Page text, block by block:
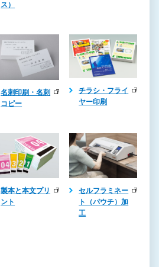
ス）
名刺印刷・名刺
コピー
チラシ・フライ
ヤー印刷
製本と本文プリ
ント
セルフラミネー
ト（パウチ）加
工